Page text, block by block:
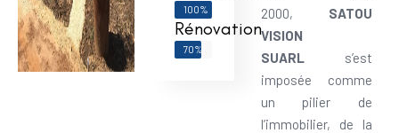
100%
Rénovation
70%
2000, SATOU
VISION
SUARLs’est
imposée comme
un pilier de
l’immobilier, de la